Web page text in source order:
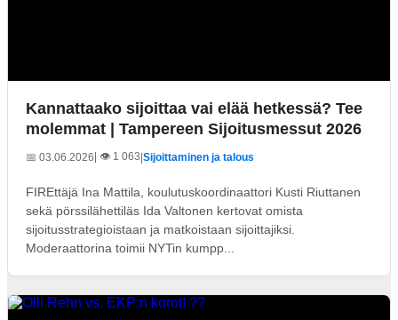
Kannattaako sijoittaa vai elää hetkessä? Tee
molemmat | Tampereen Sijoitusmessut 2026
📅 03.06.2026| 👁️ 1 063 Sijoittaminen ja talous
FIREttäjä Ina Mattila, koulutuskoordinaattori Kusti Riuttanen
sekä pörssilähettiläs Ida Valtonen kertovat omista
sijoitusstrategioistaan ja matkoistaan sijoittajiksi.
Moderaattorina toimii NYTin kumpp...